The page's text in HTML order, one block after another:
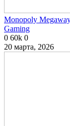
Monopoly
Gaming
0 60k 0
20 марта, 2026